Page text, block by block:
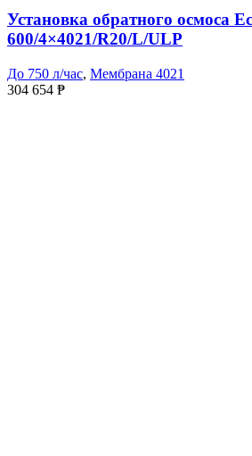
Установка обратного осмоса
600/4×4021/R20/L/ULP
До 750 л/час, Мембрана 4021
304 654 ₱